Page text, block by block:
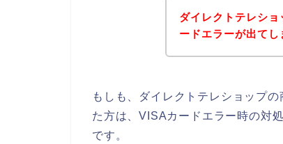
ダイレクトテレシ
ードエラーが出て
もしも、ダイレクトテレショップ
た方は、VISAカードエラー時の対
です。